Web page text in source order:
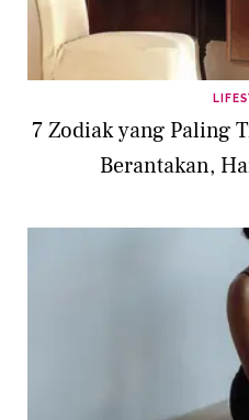
7 Zodiak yang Paling
Berantakan,